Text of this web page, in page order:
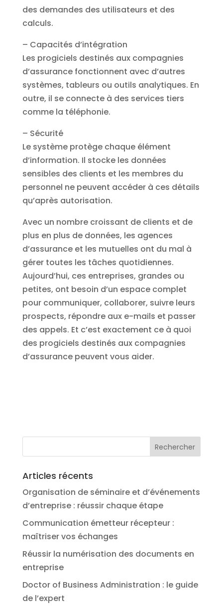
des demandes des utilisateurs et des
calculs.
– Capacités d’intégration
Les progiciels destinés aux compagnies
d’assurance fonctionnent avec d’autres
systèmes, tableurs ou outils analytiques. En
outre, il se connecte à des services tiers
comme la téléphonie.
– Sécurité
Le système protège chaque élément
d’information. Il stocke les données
sensibles des clients et les membres du
personnel ne peuvent accéder à ces détails
qu’après autorisation.
Avec un nombre croissant de clients et de
plus en plus de données, les agences
d’assurance et les mutuelles ont du mal à
gérer toutes les tâches quotidiennes.
Aujourd’hui, ces entreprises, grandes ou
petites, ont besoin d’un espace complet
pour communiquer, collaborer, suivre leurs
prospects, répondre aux e-mails et passer
des appels. Et c’est exactement ce à quoi
des progiciels destinés aux compagnies
d’assurance peuvent vous aider.
Articles récents
Organisation de séminaire et d’événements
d’entreprise : réussir chaque étape
Communication émetteur récepteur :
maîtriser vos échanges
Réussir la numérisation des documents en
entreprise
Doctor of Business Administration : le guide
de l’expert